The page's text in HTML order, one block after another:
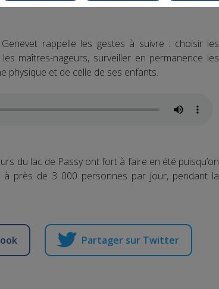
rappelle les gestes à suivre : choisir les
maîtres-nageurs, surveiller en permanence les
physique et de celle de ses enfants.
du lac de Passy ont fort à faire en été puisqu’on
près de 3 000 personnes par jour, pendant la
Partager sur Twitter